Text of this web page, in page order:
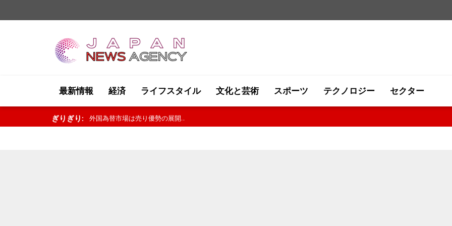
最新情報 経済 ライフスタイル 文化と芸術 スポーツ テクノロジー セクター
ぎりぎり: 米国株式市場は軟調な展開